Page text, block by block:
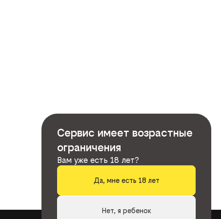
Сервис имеет возрастные
ограничения
Вам уже есть 18 лет?
Да, мне есть 18 лет
Нет, я ребенок